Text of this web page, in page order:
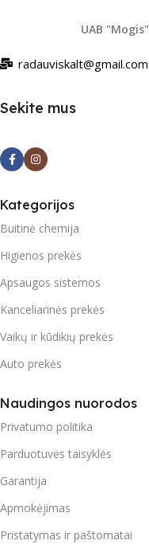
UAB "Mogis"
radauviskalt@gmail.com
Sekite mus
Kategorijos
Buitinė chemija
Higienos prekės
Apsaugos sistemos
Kanceliarinės prekės
Vaikų ir kūdikių prekės
Auto prekės
Naudingos nuorodos
Privatumo politika
Parduotuvės taisyklės
Garantija
Apmokėjimas
Pristatymas ir paštomatai